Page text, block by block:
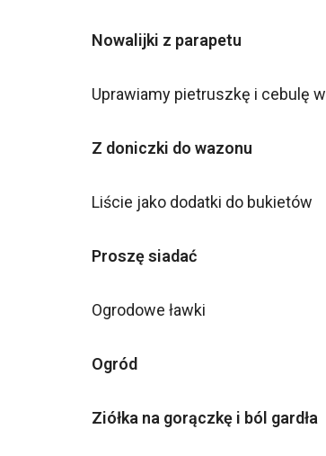
Nowalijki z parapetu
Uprawiamy pietruszkę i cebulę
Z doniczki do wazonu
Liście jako dodatki do bukietów
Proszę siadać
Ogrodowe ławki
Ogród
Ziółka na gorączkę i ból gardła